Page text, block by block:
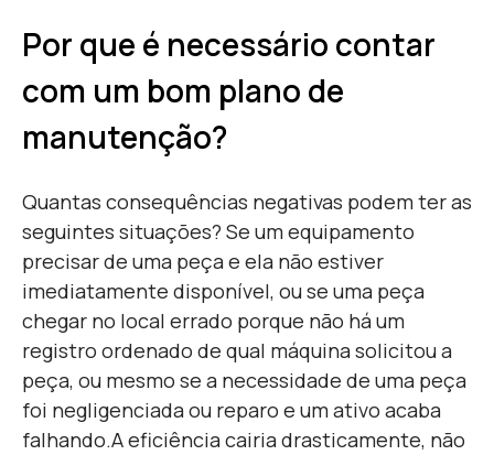
Por que é necessário contar
com um bom plano de
manutenção?
Quantas consequências negativas podem ter as
seguintes situações? Se um equipamento
precisar de uma peça e ela não estiver
imediatamente disponível, ou se uma peça
chegar no local errado porque não há um
registro ordenado de qual máquina solicitou a
peça, ou mesmo se a necessidade de uma peça
foi negligenciada ou reparo e um ativo acaba
falhando.A eficiência cairia drasticamente, não